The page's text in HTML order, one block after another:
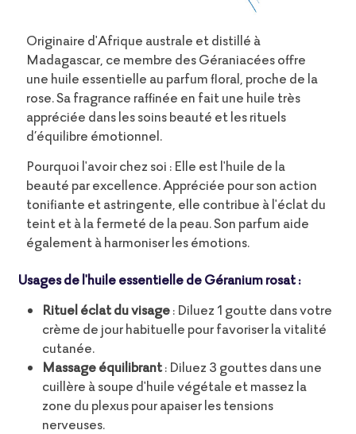
Originaire d'Afrique australe et distillé à
Madagascar, ce membre des Géraniacées offre
une huile essentielle au parfum floral, proche de la
rose. Sa fragrance raffinée en fait une huile très
appréciée dans les soins beauté et les rituels
d’équilibre émotionnel.
Pourquoi l'avoir chez soi : Elle est l'huile de la
beauté par excellence. Appréciée pour son action
tonifiante et astringente, elle contribue à l'éclat du
teint et à la fermeté de la peau. Son parfum aide
également à harmoniser les émotions.
Usages de l'huile essentielle de Géranium rosat :
Rituel éclat du visage: Diluez 1 goutte dans votre
crème de jour habituelle pour favoriser la vitalité
cutanée.
Massage équilibrant: Diluez 3 gouttes dans une
cuillère à soupe d'huile végétale et massez la
zone du plexus pour apaiser les tensions
nerveuses.